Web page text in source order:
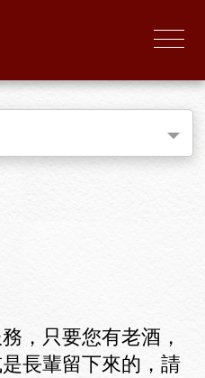
，只要您有老酒，
長輩留下來的，請